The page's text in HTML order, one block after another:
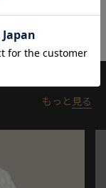
す。
が変更になる場
もっと 見る